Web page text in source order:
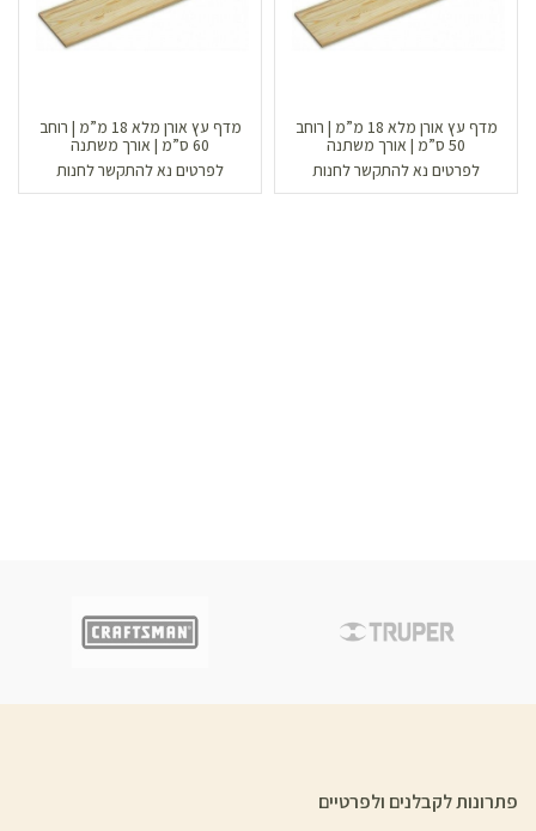
מדף עץ אורן מלא 18 מ”מ | רוחב
50 ס”מ | אורך משתנה
לפרטים נא להתקשר לחנות
מדף עץ אורן מלא 18 מ”מ | רוחב
60 ס”מ | אורך משתנה
לפרטים נא להתקשר לחנות
פתרונות לקבלנים ולפרטיים